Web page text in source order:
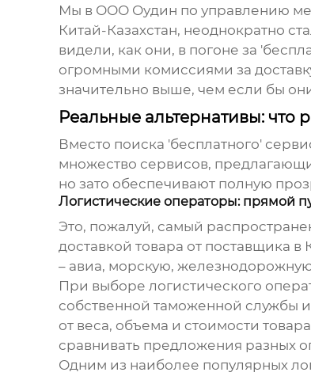
Мы в ООО Оудин по управлению
Китай-Казахстан, неоднократно
видели, как они, в погоне за
огромными комиссиями за
значительно выше, чем если бы
Реальные альтернативы: что
Вместо поиска 'бесплатного'
множество сервисов,
но зато обеспечивают полную
Логистические операторы: прямой
Это, пожалуй, самый
доставкой товара от поставщика
– авиа, морскую,
При выборе логистического
собственной таможенной службы и
от веса, объема и стоимости
сравнивать предложения разных
Одним из наиболее популярных